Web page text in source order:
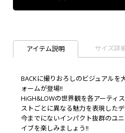
アイテム説明 サイズ詳
BACKに撮りおろしのビジュアルを
ォームが登場!!
HiGH&LOWの世界観を各アーティ
ストごとに異なる魅力を表現した
今までにないインパクト抜群のユ
イブを楽しみましょう!!